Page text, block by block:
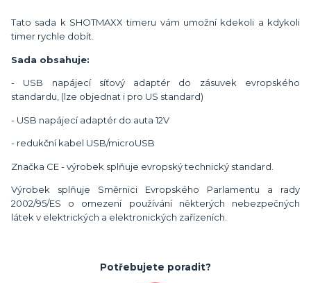
Tato sada k SHOTMAXX timeru vám umožní kdekoli a kdykoli
timer rychle dobít.
Sada obsahuje:
- USB napájecí síťový adaptér do zásuvek evropského
standardu, (lze objednat i pro US standard)
- USB napájecí adaptér do auta 12V
- redukční kabel USB/microUSB
Značka CE - výrobek splňuje evropský technický standard.
Výrobek splňuje Směrnici Evropského Parlamentu a rady
2002/95/ES o omezení používání některých nebezpečných
látek v elektrických a elektronických zařízeních.
Potřebujete poradit?